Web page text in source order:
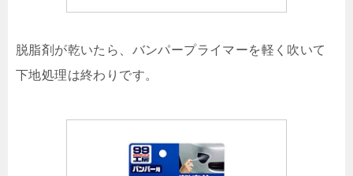
脱脂剤が乾いたら、バンパープライマーを軽く吹いて
下地処理は終わりです。